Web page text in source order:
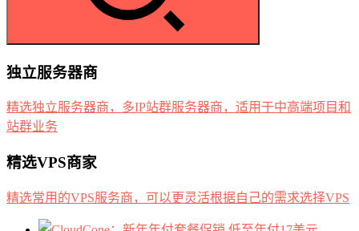
独立服务器商
精选独立服务器商，多IP站群服务器商，适用于中高端项目和
站群业务
精选VPS商家
精选常用的VPS服务商，可以更灵活根据自己的需求选择VPS